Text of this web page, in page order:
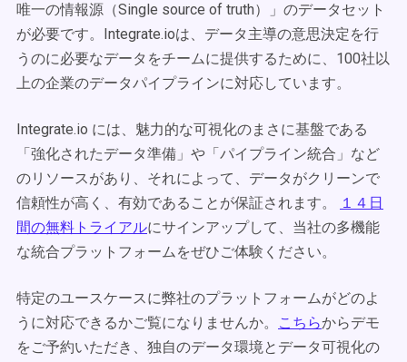
唯一の情報源（Single source of truth）」のデータセット
が必要です。Integrate.ioは、データ主導の意思決定を行
うのに必要なデータをチームに提供するために、100社以
上の企業のデータパイプラインに対応しています。
Integrate.io には、魅力的な可視化のまさに基盤である
「強化されたデータ準備」や「パイプライン統合」など
のリソースがあり、それによって、データがクリーンで
信頼性が高く、有効であることが保証されます。
１４日
間の無料トライアルにサインアップして、当社の多機能
な統合プラットフォームをぜひご体験ください。
特定のユースケースに弊社のプラットフォームがどのよ
うに対応できるかご覧になりませんか。
こちらからデモ
をご予約いただき、独自のデータ環境とデータ可視化の